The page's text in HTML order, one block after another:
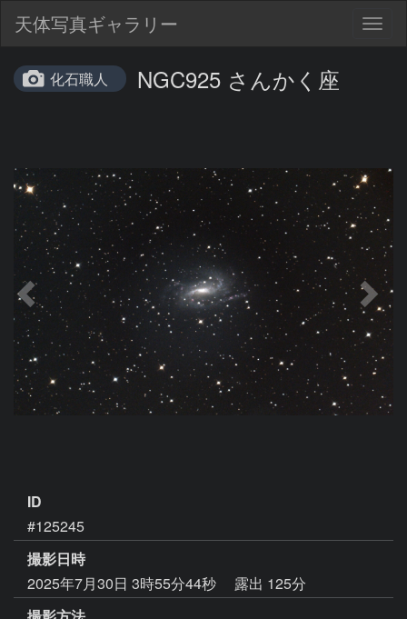
天体写真ギャラリー
化石職人 NGC925 さんかく座
ID
#125245
撮影日時
2025年7月30日 3時55分44秒
露出 125分